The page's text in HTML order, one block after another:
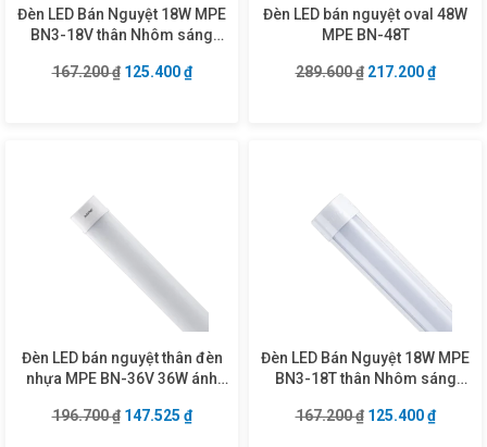
Đèn LED Bán Nguyệt 18W MPE
BN3-18V thân Nhôm sáng
167.200₫ Giá gốc là: 167.200 ₫.
125.400₫Giá hiện tại là: 125.400 ₫.
Đèn LED bán nguyệt oval 48W
MPE BN-48T
289.600₫ Giá gốc là:
217.200₫Giá
Đèn LED bán nguyệt thân đèn
nhựa MPE BN-36V 36W ánh
196.700₫ Giá gốc là: 196.700 ₫.
147.525 ₫Giá hiện tại là: 147.525 ₫.
Đèn LED Bán Nguyệt 18W MPE
BN3-18T thân Nhôm sáng
167.200₫ Giá gốc là:
125.400₫Giá